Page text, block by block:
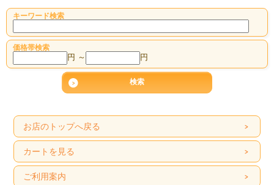
キーワード検索
価格帯検索
円 ～ 円
お店のトップへ戻る
カートを見る
ご利用案内